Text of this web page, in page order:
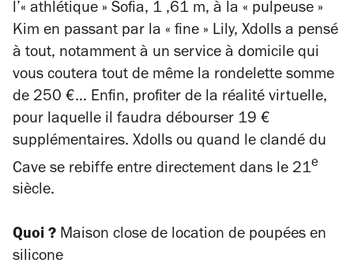
l’« athlétique » Sofia, 1 ,61 m, à la « pulpeuse »
Kim en passant par la « fine » Lily, Xdolls a pensé
à tout, notamment à un service à domicile qui
vous coutera tout de même la rondelette somme
de 250 €… Enfin, profiter de la réalité virtuelle,
pour laquelle il faudra débourser 19 €
supplémentaires. Xdolls ou quand le clandé du
Cave se rebiffe entre directement dans le 21e
siècle.
Quoi ? Maison close de location de poupées en
silicone